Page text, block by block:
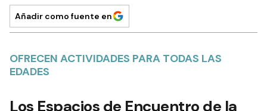
Añadir como fuente en
OFRECEN ACTIVIDADES PARA TODAS LAS
EDADES
Los Espacios de Encuentro de la